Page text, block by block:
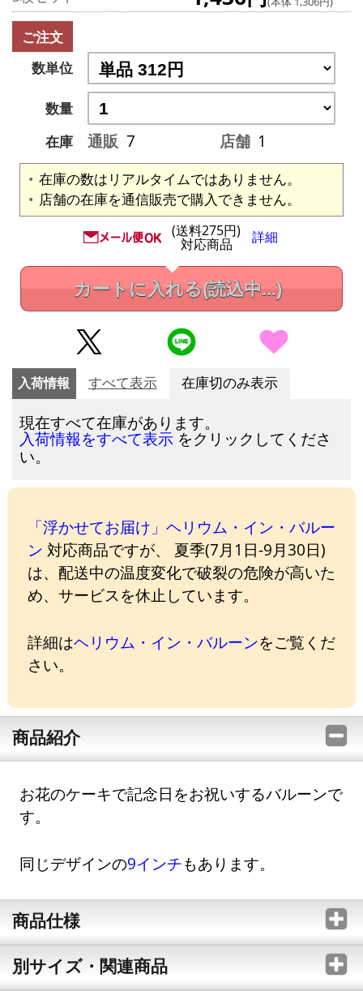
ご注文
数単位
数量
在庫
通販 7 店舗 1
在庫の数はリアルタイムではありません。
店舗の在庫を通信販売で購入できません。
(送料275円)
対応商品 詳細
カートに入れる(読込中...)
入荷情報 すべて表示 在庫切のみ表示
現在すべて在庫があります。
入荷情報をすべて表示 をクリックしてくださ
い。
「浮かせてお届け」ヘリウム・イン・バルー
ン 対応商品ですが、 夏季(7月1日-9月30日)
は、配送中の温度変化で破裂の危険が高いた
め、サービスを休止しています。
詳細はヘリウム・イン・バルーンをご覧くだ
さい。
商品紹介
お花のケーキで記念日をお祝いするバルーンで
す。
同じデザインの9インチもあります。
商品仕様
別サイズ・関連商品